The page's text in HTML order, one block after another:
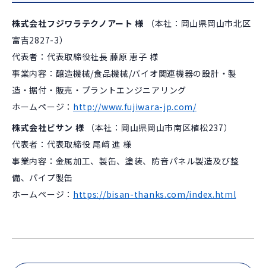
株式会社フジワラテクノアート 様
（本社：岡山県岡山市北区
富吉2827-3）
代表者：代表取締役社長 藤原 恵子 様
事業内容：醸造機械/食品機械/バイオ関連機器の設計・製
造・据付・販売・プラントエンジニアリング
ホームページ： http://www.fujiwara-jp.com/
株式会社ビサン 様
（本社：岡山県岡山市南区植松237）
代表者：代表取締役 尾﨑 進 様
事業内容：金属加工、製缶、塗装、防音パネル製造及び整
備、パイプ製缶
ホームページ： https://bisan-thanks.com/index.html